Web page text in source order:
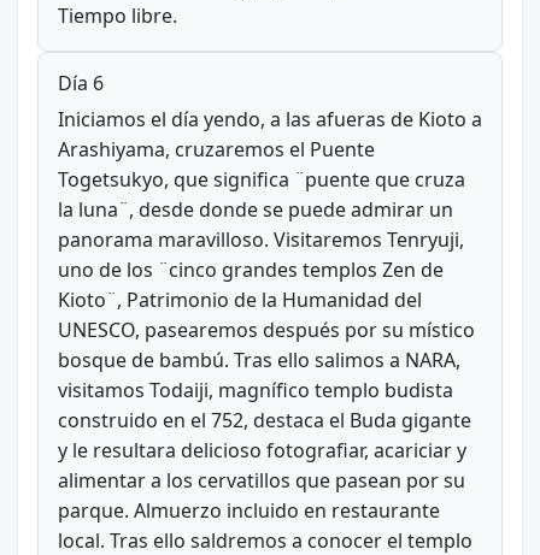
Tiempo libre.
Día 6
Iniciamos el día yendo, a las afueras de Kioto a
Arashiyama, cruzaremos el Puente
Togetsukyo, que significa ¨puente que cruza
la luna¨, desde donde se puede admirar un
panorama maravilloso. Visitaremos Tenryuji,
uno de los ¨cinco grandes templos Zen de
Kioto¨, Patrimonio de la Humanidad del
UNESCO, pasearemos después por su místico
bosque de bambú. Tras ello salimos a NARA,
visitamos Todaiji, magnífico templo budista
construido en el 752, destaca el Buda gigante
y le resultara delicioso fotografiar, acariciar y
alimentar a los cervatillos que pasean por su
parque. Almuerzo incluido en restaurante
local. Tras ello saldremos a conocer el templo